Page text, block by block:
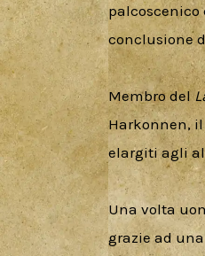
conclusione
Membro del
Harkonnen,
elargiti agli
Una volta
grazie ad